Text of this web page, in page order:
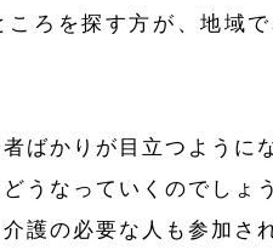
ころを探す方が、地域
ばかりが目立つように
うなっていくのでしょ
護の必要な人も参加さ